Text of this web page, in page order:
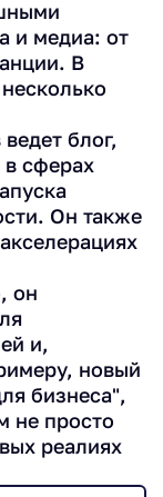
и медиа: от
В
блог,
в сферах
Он также
он
и,
новый
бизнеса",
не просто
реалиях